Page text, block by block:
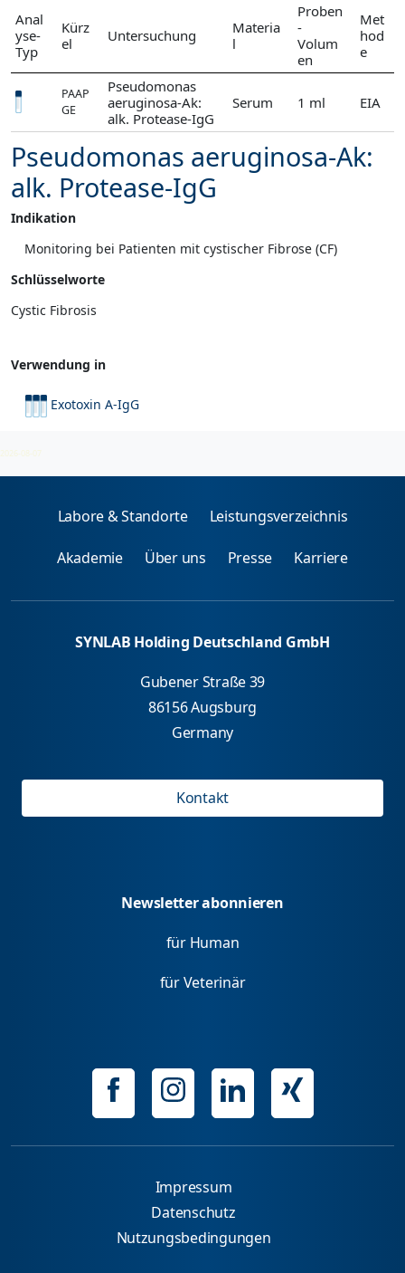
Anal
yse-
Typ
Kürz
el
Untersuchung
Materia
l
Proben
-
Volum
en
Met
hod
e
PAAP
GE
Pseudomonas
aeruginosa-Ak:
alk. Protease-IgG
Serum 1 ml EIA
Pseudomonas aeruginosa-Ak:
alk. Protease-IgG
Indikation
Monitoring bei Patienten mit cystischer Fibrose (CF)
Schlüsselworte
Cystic Fibrosis
Verwendung in
Exotoxin A-IgG
2026-08-07
Labore & Standorte Leistungsverzeichnis
Akademie Über uns Presse Karriere
SYNLAB Holding Deutschland GmbH
Gubener Straße 39
86156 Augsburg
Germany
Kontakt
Newsletter abonnieren
für Human
für Veterinär
Impressum
Datenschutz
Nutzungsbedingungen